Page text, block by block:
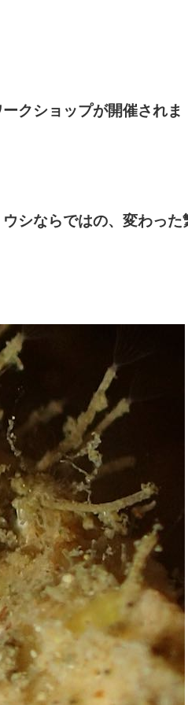
クショップが開催されま
シならではの、変わった